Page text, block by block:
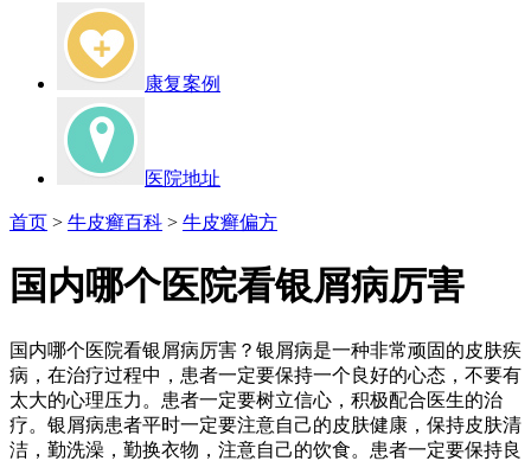
康复案例
医院地址
首页 > 牛皮癣百科 > 牛皮癣偏方
国内哪个医院看银屑病厉害
国内哪个医院看银屑病厉害？银屑病是一种非常顽固的皮肤疾
病，在治疗过程中，患者一定要保持一个良好的心态，不要有
太大的心理压力。患者一定要树立信心，积极配合医生的治
疗。银屑病患者平时一定要注意自己的皮肤健康，保持皮肤清
洁，勤洗澡，勤换衣物，注意自己的饮食。患者一定要保持良